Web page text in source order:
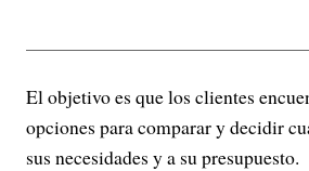
El objetivo es que los clientes
opciones para comparar y decidir
sus necesidades y a su presupuesto.